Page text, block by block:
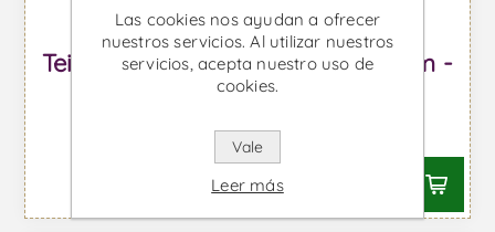
Teixinha Field Blend Tava Magnum -
Vino Tinto
Desde €113,81 IVA incl.
Las cookies nos ayudan a ofrecer
nuestros servicios. Al utilizar nuestros
servicios, acepta nuestro uso de
cookies.
Vale
Leer más